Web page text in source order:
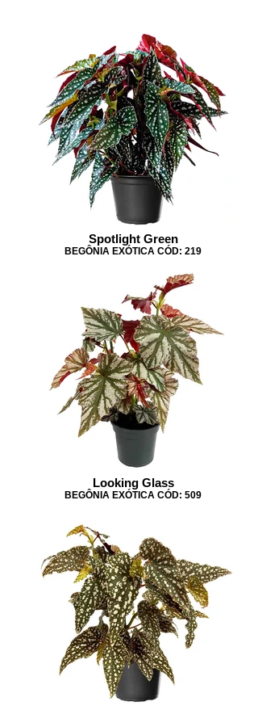
Spotlight Green
BEGÔNIA EXÓTICA CÓD: 219
Looking Glass
BEGÔNIA EXÓTICA CÓD: 509